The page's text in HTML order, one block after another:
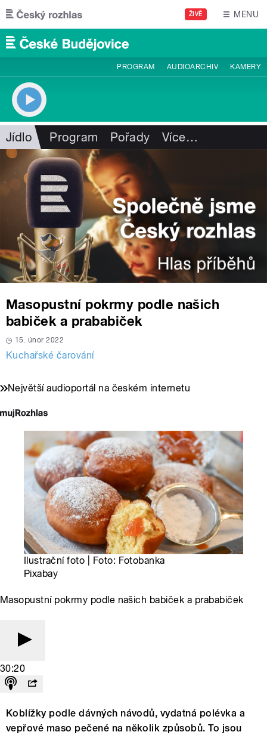
Přejít k hlavnímu obsahu
ŽIVĚ MENU
PROGRAM AUDIOARCHIV KAMERY
Jídlo Program Pořady Více…
Masopustní pokrmy podle našich
babiček a prababiček
15. únor 2022
Kuchařské čarování
Největší audioportál na českém internetu
Ilustrační foto | Foto: Fotobanka
Pixabay
Masopustní pokrmy podle našich babiček a prababiček
30:20
Koblížky podle dávných návodů, vydatná polévka a
vepřové maso pečené na několik způsobů. To jsou